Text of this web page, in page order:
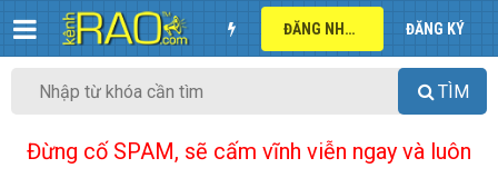
ĐĂNG NHẬP ĐĂNG KÝ
TÌM
Đừng cố SPAM, sẽ cấm vĩnh viễn ngay và luôn